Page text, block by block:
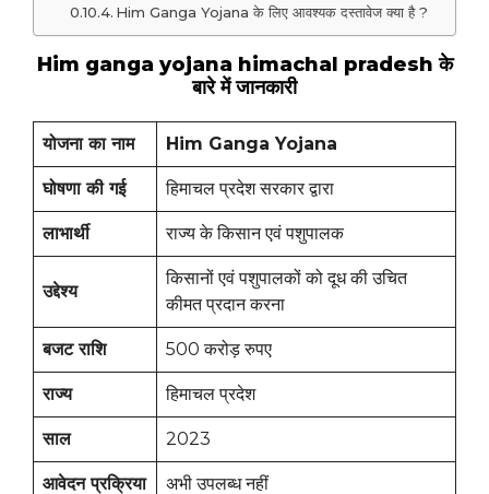
Him Ganga Yojana के लिए आवश्यक दस्तावेज क्या है ?
Him ganga yojana himachal pradesh के
बारे में जानकारी
योजना का नाम Him Ganga Yojana
घोषणा की गई हिमाचल प्रदेश सरकार द्वारा
लाभार्थी राज्य के किसान एवं पशुपालक
उद्देश्य
किसानों एवं पशुपालकों को दूध की उचित
कीमत प्रदान करना
बजट राशि 500 करोड़ रुपए
राज्य हिमाचल प्रदेश
साल 2023
आवेदन प्रक्रिया अभी उपलब्ध नहीं